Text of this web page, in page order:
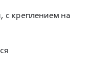
с креплением на